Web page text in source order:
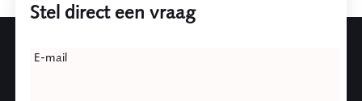
Stel direct een vraag
this
E-mail